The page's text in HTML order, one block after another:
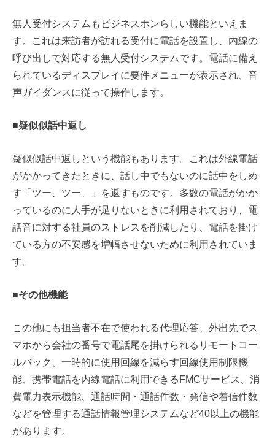
無人受付システムもビジネスホンらしい機能といえま
す。これは来訪者が訪れる受付に電話を設置し、内線の
呼び出しで対応する無人受付システムです。電話に備え
られているディスプレイに要件メニューが表示され、音
声ガイダンスに従って操作します。
■疑似似話中返し
疑似似話中返しという機能もあります。これは外線電話
がかかってきたときに、話し中でもないのに話中をしめ
す「ツー、ツー、」を返すものです。多数の電話がかか
っているのに人手が足りないときに利用されており、電
話音に対する社員のストレスを削減したり、電話を掛け
ている方の不安感を増幅させないために利用されていま
す。
■その他機能
この他にも担当者不在で使われる代理応答、外出先でス
マホから会社の番号で電話尾を掛けられるリモートコー
ルバック、一時的に使用回線を減らす回線使用制限機
能、携帯電話を内線電話に利用できるFMCサービス、消
費電力表示機能、通話時間・通話件数・発信や着信件数
などを管理する通話情報管理システムなど40以上の機能
があります。